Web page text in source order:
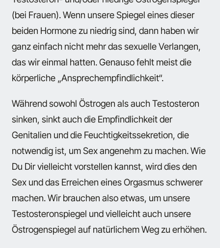
(bei Frauen). Wenn unsere Spiegel eines dieser
beiden Hormone zu niedrig sind, dann haben wir
ganz einfach nicht mehr das sexuelle Verlangen,
das wir einmal hatten. Genauso fehlt meist die
körperliche „Ansprechempfindlichkeit“.
Während sowohl Östrogen als auch Testosteron
sinken, sinkt auch die Empfindlichkeit der
Genitalien und die Feuchtigkeitssekretion, die
notwendig ist, um Sex angenehm zu machen. Wie
Du Dir vielleicht vorstellen kannst, wird dies den
Sex und das Erreichen eines Orgasmus schwerer
machen. Wir brauchen also etwas, um unsere
Testosteronspiegel und vielleicht auch unsere
Östrogenspiegel auf natürlichem Weg zu erhöhen.